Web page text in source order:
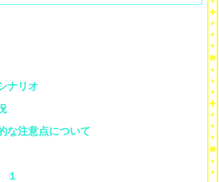
ナリオ
な注意点について
１